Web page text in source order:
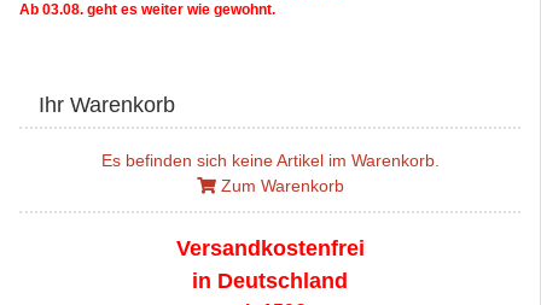
Ab 03.08. geht es weiter wie gewohnt.
Ihr Warenkorb
Es befinden sich keine Artikel im Warenkorb.
Zum Warenkorb
Versandkostenfrei
in Deutschland